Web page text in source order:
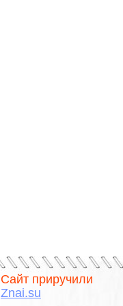
Сайт приручили
Znai.su